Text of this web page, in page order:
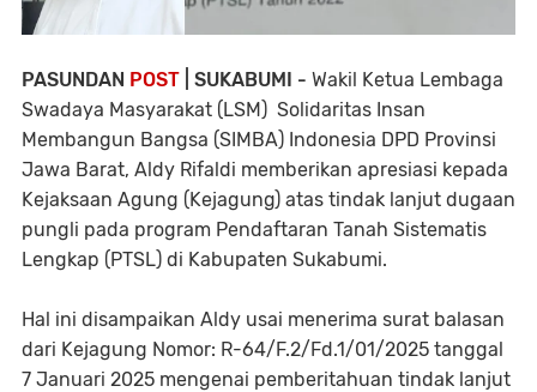
PASUNDAN POST | SUKABUMI - Wakil Ketua Lembaga
Swadaya Masyarakat (LSM) Solidaritas Insan
Membangun Bangsa (SIMBA) Indonesia DPD Provinsi
Jawa Barat, Aldy Rifaldi memberikan apresiasi kepada
Kejaksaan Agung (Kejagung) atas tindak lanjut dugaan
pungli pada program Pendaftaran Tanah Sistematis
Lengkap (PTSL) di Kabupaten Sukabumi.
Hal ini disampaikan Aldy usai menerima surat balasan
dari Kejagung Nomor: R-64/F.2/Fd.1/01/2025 tanggal
7 Januari 2025 mengenai pemberitahuan tindak lanjut